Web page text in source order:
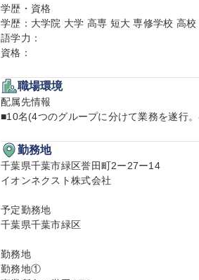
学歴・資格
学歴：大学院 大学 高専 短大 専修学校 高校
語学力：
資格：
職場環境
配属先情報
■10名(4つのグループに分けて業務を遂行
勤務地
千葉県千葉市緑区誉田町2ー27ー14
イオンネクスト株式会社
予定勤務地
千葉県千葉市緑区
勤務地
勤務地①